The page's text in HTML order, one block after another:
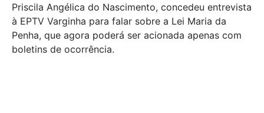
Priscila Angélica do Nascimento, concedeu entrevista
à EPTV Varginha para falar sobre a Lei Maria da
Penha, que agora poderá ser acionada apenas com
boletins de ocorrência.